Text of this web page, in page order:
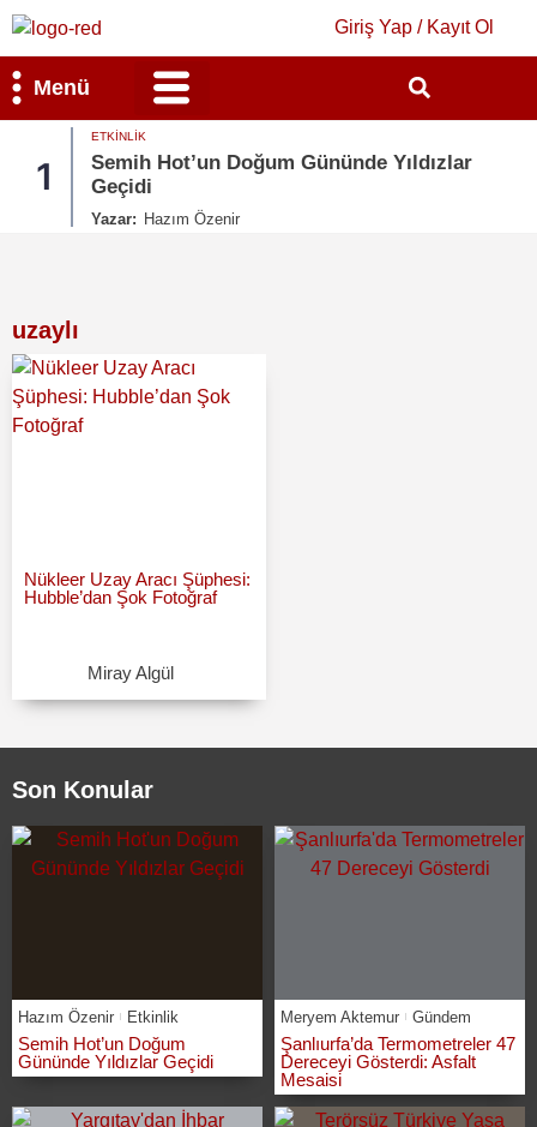
Giriş Yap / Kayıt Ol
Menü
1
ETKINLIK
Semih Hot’un Doğum Gününde Yıldızlar
Geçidi
Yazar: Hazım Özenir
uzaylı
Nükleer Uzay Aracı Şüphesi:
Hubble’dan Şok Fotoğraf
Miray Algül
Son Konular
Hazım Özenir Etkinlik
Semih Hot’un Doğum
Gününde Yıldızlar Geçidi
Meryem Aktemur Gündem
Şanlıurfa’da Termometreler 47
Dereceyi Gösterdi: Asfalt
Mesaisi